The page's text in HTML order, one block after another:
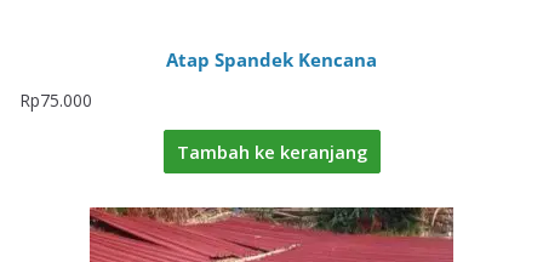
Atap Spandek Kencana
Rp75.000
Tambah ke keranjang